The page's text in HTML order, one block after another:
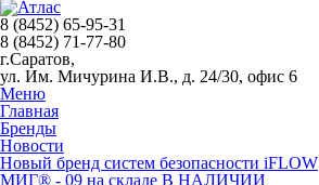
8 (8452) 65-95-31
8 (8452) 71-77-80
г.Саратов,
ул. Им. Мичурина И.В., д. 24/30, офис 6
Меню
Главная
Бренды
Новости
Новый бренд систем безопасности iFLOW
МИГ® - 09 на складе В НАЛИЧИИ